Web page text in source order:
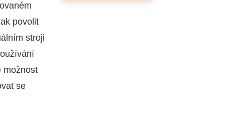
povolit
stroji
možnost
se